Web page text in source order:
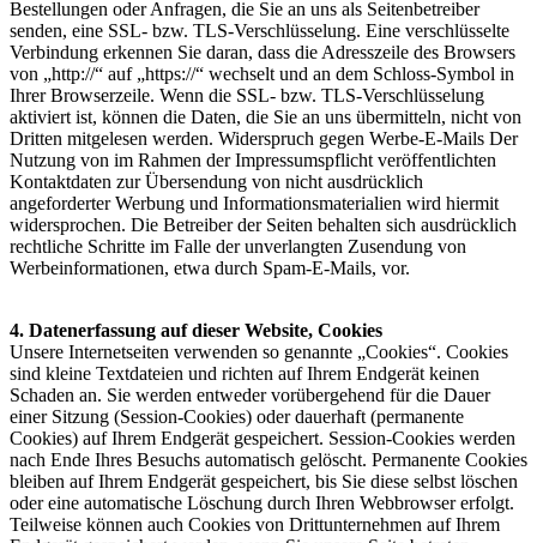
Bestellungen oder Anfragen, die Sie an uns als Seitenbetreiber
senden, eine SSL- bzw. TLS-Verschlüsselung. Eine verschlüsselte
Verbindung erkennen Sie daran, dass die Adresszeile des Browsers
von „http://“ auf „https://“ wechselt und an dem Schloss-Symbol in
Ihrer Browserzeile. Wenn die SSL- bzw. TLS-Verschlüsselung
aktiviert ist, können die Daten, die Sie an uns übermitteln, nicht von
Dritten mitgelesen werden. Widerspruch gegen Werbe-E-Mails Der
Nutzung von im Rahmen der Impressumspflicht veröffentlichten
Kontaktdaten zur Übersendung von nicht ausdrücklich
angeforderter Werbung und Informationsmaterialien wird hiermit
widersprochen. Die Betreiber der Seiten behalten sich ausdrücklich
rechtliche Schritte im Falle der unverlangten Zusendung von
Werbeinformationen, etwa durch Spam-E-Mails, vor.
4. Datenerfassung auf dieser Website, Cookies
Unsere Internetseiten verwenden so genannte „Cookies“. Cookies
sind kleine Textdateien und richten auf Ihrem Endgerät keinen
Schaden an. Sie werden entweder vorübergehend für die Dauer
einer Sitzung (Session-Cookies) oder dauerhaft (permanente
Cookies) auf Ihrem Endgerät gespeichert. Session-Cookies werden
nach Ende Ihres Besuchs automatisch gelöscht. Permanente Cookies
bleiben auf Ihrem Endgerät gespeichert, bis Sie diese selbst löschen
oder eine automatische Löschung durch Ihren Webbrowser erfolgt.
Teilweise können auch Cookies von Drittunternehmen auf Ihrem